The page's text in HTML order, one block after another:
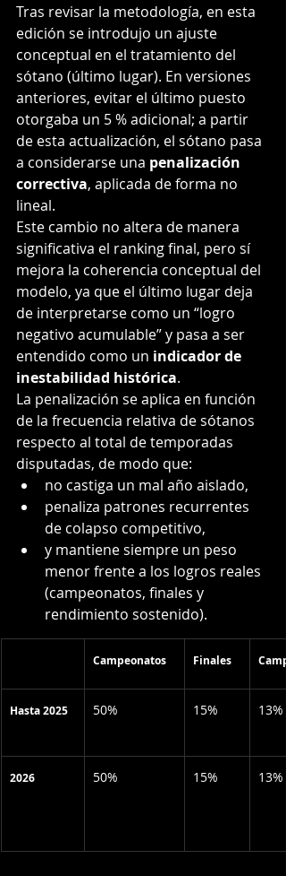
Tras revisar la metodología, en esta
edición se introdujo un ajuste
conceptual en el tratamiento del
sótano (último lugar). En versiones
anteriores, evitar el último puesto
otorgaba un 5 % adicional; a partir
de esta actualización, el sótano pasa
a considerarse una penalización
correctiva, aplicada de forma no
lineal.
Este cambio no altera de manera
significativa el ranking final, pero sí
mejora la coherencia conceptual del
modelo, ya que el último lugar deja
de interpretarse como un “logro
negativo acumulable” y pasa a ser
entendido como un indicador de
inestabilidad histórica.
La penalización se aplica en función
de la frecuencia relativa de sótanos
respecto al total de temporadas
disputadas, de modo que:
no castiga un mal año aislado,
penaliza patrones recurrentes
de colapso competitivo,
y mantiene siempre un peso
menor frente a los logros reales
(campeonatos, finales y
rendimiento sostenido).
Campeonatos Finales
Hasta 2025 50% 15% 13%
2026 50% 15% 13%